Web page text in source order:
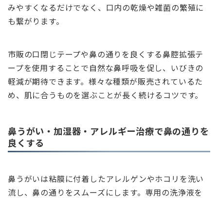
みやすくなるだけでなく、口内の乾燥や雑菌の繁殖に
も繋がります。
市販の口閉じテープや鼻の通りを良くする鼻腔拡張テ
ープを使用することで自然な鼻呼吸を促し、いびきの
軽減が期待できます。様々な種類が販売されているた
め、肌に合うものを選ぶことが長く続けるコツです。
鼻うがい・加湿器・アレルギー治療で鼻の通りを
良くする
鼻うがいは粘膜に付着したアレルゲンやホコリを洗い
流し、鼻の通りをスムーズにします。専用の洗浄液を